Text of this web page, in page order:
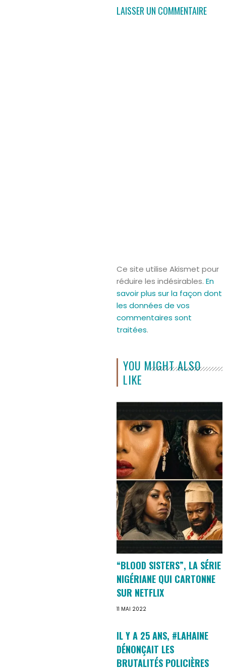
LAISSER UN COMMENTAIRE
Ce site utilise Akismet pour
réduire les indésirables. En
savoir plus sur la façon dont
les données de vos
commentaires sont
traitées.
YOU MIGHT ALSO
LIKE
“BLOOD SISTERS”, LA SÉRIE
NIGÉRIANE QUI CARTONNE
SUR NETFLIX
11 MAI 2022
IL Y A 25 ANS, #LAHAINE
DÉNONÇAIT LES
BRUTALITÉS POLICIÈRES